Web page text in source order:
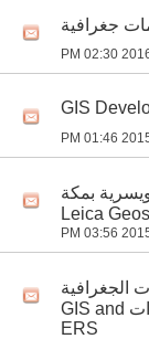
جغرافية
02:30 PM
GIS
01:46 PM
بمكة
03:56 PM
الجغرافية
والاستشعار من بعد خبرة 6 سنوات GIS and
ERS